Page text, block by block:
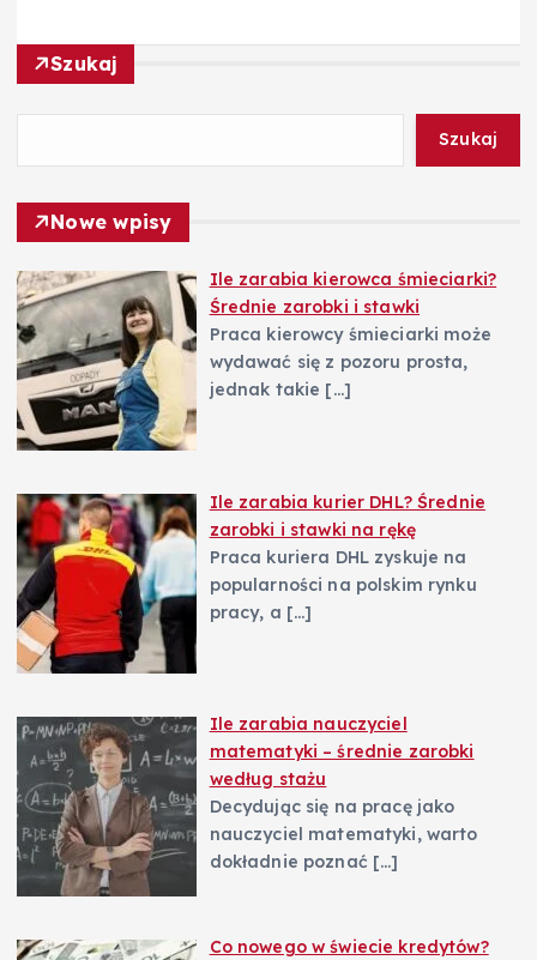
c
j
a
w
p
i
s
Szukaj
Szukaj
Nowe wpisy
Ile zarabia kierowca śmieciarki?
Średnie zarobki i stawki
Praca kierowcy śmieciarki może
wydawać się z pozoru prosta,
jednak takie […]
Ile zarabia kurier DHL? Średnie
zarobki i stawki na rękę
Praca kuriera DHL zyskuje na
popularności na polskim rynku
pracy, a […]
Ile zarabia nauczyciel
matematyki – średnie zarobki
według stażu
Decydując się na pracę jako
nauczyciel matematyki, warto
dokładnie poznać […]
Co nowego w świecie kredytów?